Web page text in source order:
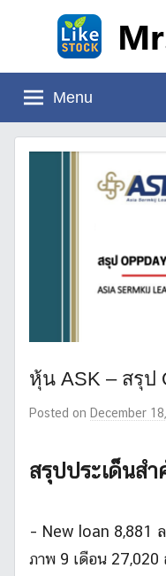
งบ
Menu
หุ้น ASK – สรุป
Posted on December
สรุปประเด็นส
– New loan 8,881
ภาพ 9 เดือน 27,020